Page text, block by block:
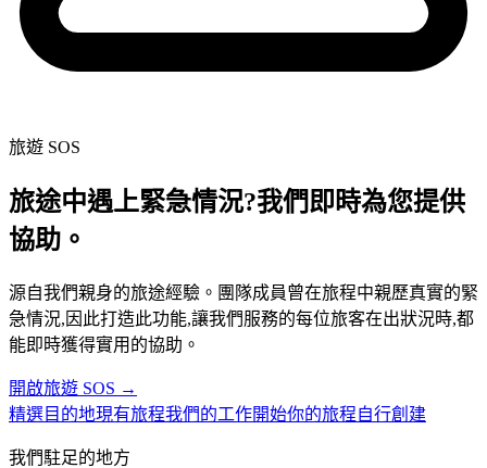
旅遊 SOS
旅途中遇上緊急情況?我們即時為您提供
協助。
源自我們親身的旅途經驗。團隊成員曾在旅程中親歷真實的緊
急情況,因此打造此功能,讓我們服務的每位旅客在出狀況時,都
能即時獲得實用的協助。
開啟旅遊 SOS →
精選目的地現有旅程我們的工作開始你的旅程自行創建
我們駐足的地方